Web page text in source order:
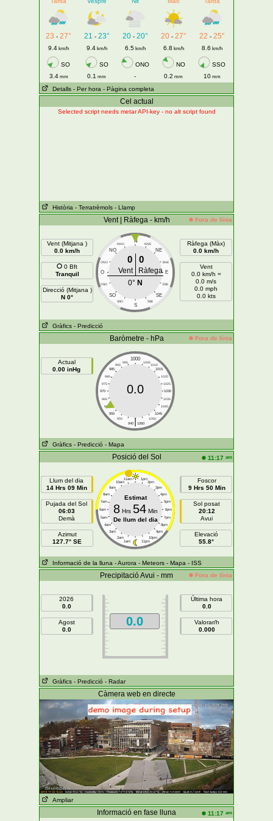
23 - 27° 21 - 23° 20- 20° 20- 27° 22 - 25°
9.4 km/h 9.4km/h 6.5km/h 6.8 km/h 8.6 km/h
SO SO ONO NO
SSO
3.4mm 0.1 mm - 0.2 mm 10mm
Detalls - Per hora - Pàgina completa
Cel actual
Selected script needs metar API-key - no alt script found
Història - Terratrèmols - Llamp
Vent | Ràfega - km/h Fora de línia
Vent (Mitjana )
0.0 km/h
0 Bft
Tranquil
Direcció (Mitjana )
N 0°
N
NNO NNE
NO NE
ONO ENE
O E
OSO ESE
SO SE
SSO SSE
S
0 0
Vent
Ràfega
0° N
Ràfega (Màx)
0.0 km/h
Vent
0.0 km/h =
0.0 m/s
0.0 mph
0.0 kts
Gràfics - Predicció
Baròmetre - hPa Fora de línia
Actual
0.00 inHg
1000
995 1005
990
1010
985
1015
980
1020
975
1025
970
1030
965
1035
960
1040
955
1045
950
1050
|
940 1060
0.0
Gràfics - Predicció - Mapa
Posició del Sol 11:17 am
Llum del dia
14 Hrs 09 Min
Pujada del Sol
06:03
Demà
Azimut
127.7° SE
11am 1pm
10am 2pm
9am 3pm
8am 4pm
7am 5pm
6am 6pm
5am 7pm
4am 8pm
3am 9pm
2am 10pm
1am 11pm
Estimat
8Hrs 54Min
De llum del dia
Foscor
9 Hrs 50 Min
Sol posat
20:12
Avui
Elevació
55.8°
Informació de la lluna - Aurora - Meteors - Mapa - ISS
Precipitació Avui - mm Fora de línia
2026
0.0
Agost
0.0
0.0
Última hora
0.0
Valorar/h
0.000
Gràfics - Predicció - Radar
Càmera web en directe
Ampliar
Informació en fase lluna 11:17 am